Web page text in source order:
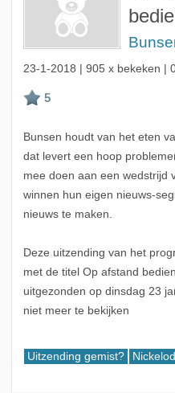
23-1-2018 | 905 x bekeken |
Bunsen houdt van het eten
dat levert een hoop
mee doen aan een wedstrijd
winnen hun eigen nieuws-
nieuws te maken.
Deze uitzending van het
met de titel Op afstand
uitgezonden op dinsdag 23
niet meer te bekijken
Uitzending gemist?